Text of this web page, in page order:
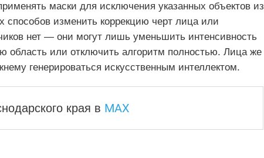
маски для исключения указанных объектов из
способов изменить коррекцию черт лица или
нет — они могут лишь уменьшить интенсивность
область или отключить алгоритм полностью. Лица же
генерироваться искусственным интеллектом.
края в MAX